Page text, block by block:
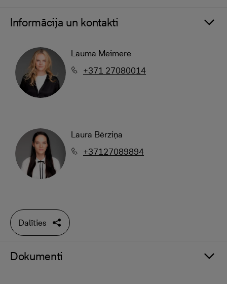
Informācija un kontakti
Lauma Meimere
+371 27080014
Laura Bērziņa
+37127089894
Dalīties
Dokumenti